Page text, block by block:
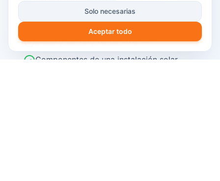
Ayudas y subvenciones disponibles en
2026
Cálculo del retorno de inversión
Componentes de una instalación solar
Solo necesarias
Aceptar todo